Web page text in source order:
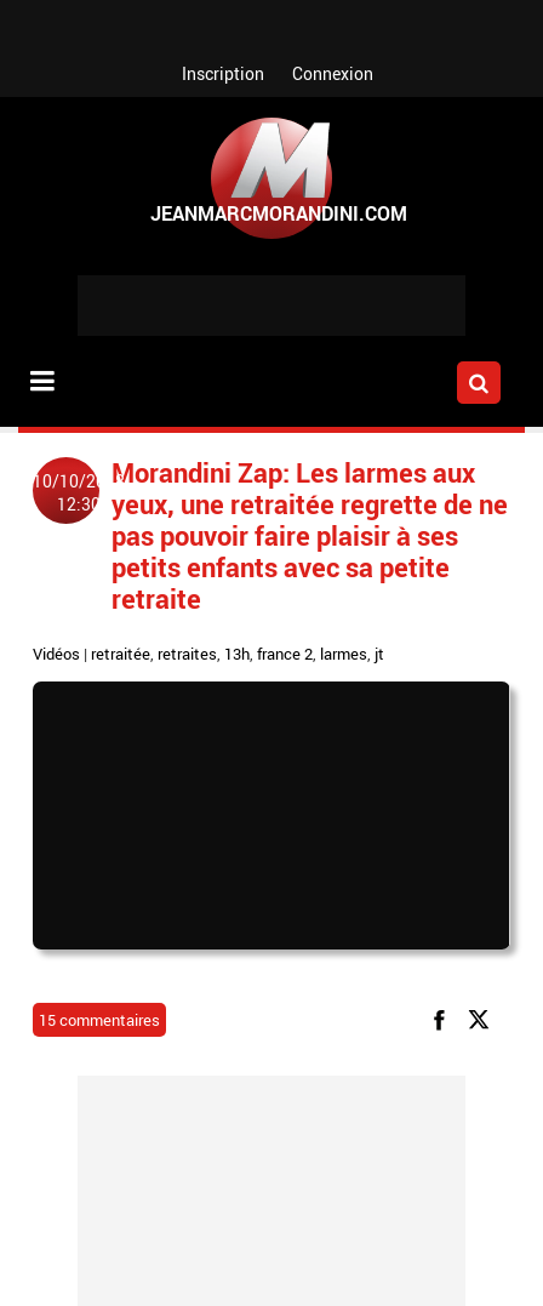
Inscription Connexion
10/10/2018
12:30
Morandini Zap: Les larmes aux
yeux, une retraitée regrette de ne
pas pouvoir faire plaisir à ses
petits enfants avec sa petite
retraite
Vidéos |retraitée,retraites, 13h,france 2, larmes, jt
15 commentaires